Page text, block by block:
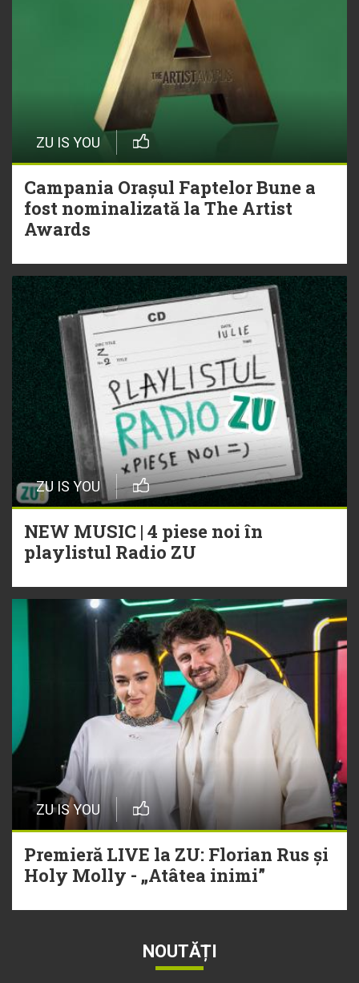
ZU IS YOU
Campania Orașul Faptelor Bune a
fost nominalizată la The Artist
Awards
ZU IS YOU
NEW MUSIC | 4 piese noi în
playlistul Radio ZU
ZU IS YOU
Premieră LIVE la ZU: Florian Rus și
Holy Molly - „Atâtea inimi”
NOUTĂȚI